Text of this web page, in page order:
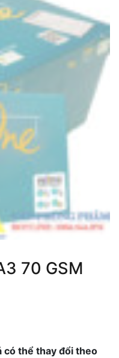
70 GSM
có thể thay đổi theo